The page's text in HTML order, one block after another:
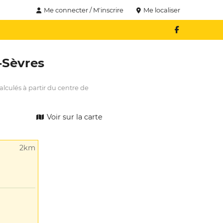
Me connecter / M'inscrire Me localiser
à partir du centre de
Voir sur la carte
2km